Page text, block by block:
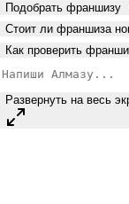
Подобрать франшизу
Стоит ли франшиза
Как проверить
Развернуть на весь